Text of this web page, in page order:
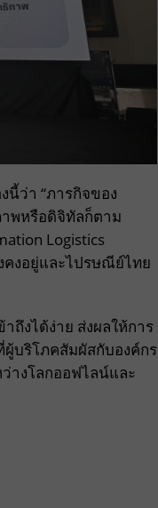
นี้ว่า “ภารกิจของ
พหรือดิจิทัลก็ตาม
Logistics
งอยู่และไปรษณีย์ไทย
ถึงได้ง่าย ส่งผลให้การ
บริโภคสัมผัสกับองค์กร
างโลกออฟไลน์และ